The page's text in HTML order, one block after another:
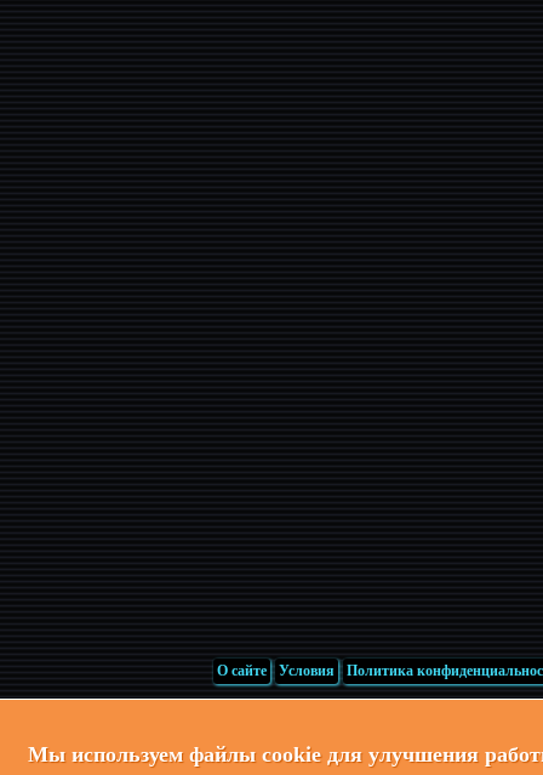
Мы используем файлы cookie для улучшения
О сайте Условия Политика